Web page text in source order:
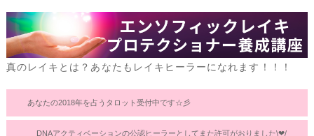
真のレイキとは？あなたもレイキヒーラーになれます！！！
あなたの2018年を占うタロット受付中です☆彡
DNAアクティベーションの公認ヒーラーとしてまた許可がおりました\❤︎/